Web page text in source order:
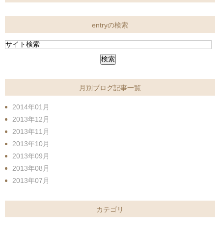
entryの検索
月別ブログ記事一覧
2014年01月
2013年12月
2013年11月
2013年10月
2013年09月
2013年08月
2013年07月
カテゴリ